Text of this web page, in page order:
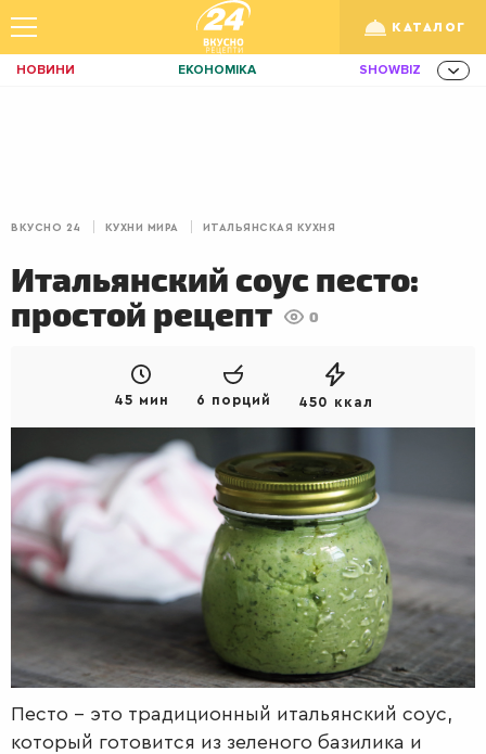
КАТАЛОГ
НОВИНИ ЕКОНОМІКА SHOWBIZ
ІДЕЇ
ІННОВАЦІЇ MEN НЕРУХОМІСТЬ
ЗБІРНА АКТИВ
ІНВЕСТИЦІЇ
AUTO
СІМ'Я LIKAR НОВИНИ ЗДОРОВ'Я
РАДІО КІНО
LIFESTYLE FASHION ТРАДИЦІЇ
PETS
ВКУСНО 24 КУХНИ МИРА ИТАЛЬЯНСКАЯ КУХНЯ
Итальянский соус песто:
простой рецепт
0
45 мин 6 порций 450 ккал
Песто – это традиционный итальянский соус,
который готовится из зеленого базилика и